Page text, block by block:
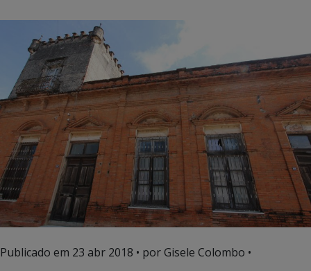
Publicado em 23 abr 2018 • por Gisele Colombo •